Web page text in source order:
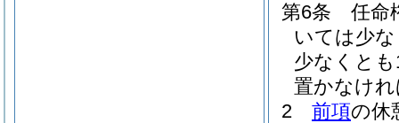
第6条
任命
いては少
少なくと
置かなけ
2
前項の休